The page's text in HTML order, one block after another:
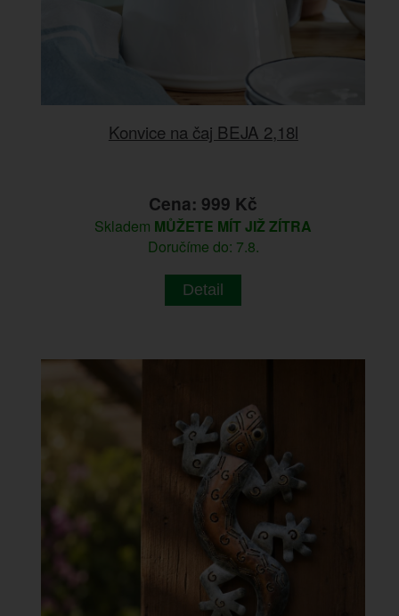
Konvice na čaj BEJA 2,18l
Cena: 999 Kč
Skladem MŮŽETE MÍT JIŽ ZÍTRA
Doručíme do: 7.8.
Detail